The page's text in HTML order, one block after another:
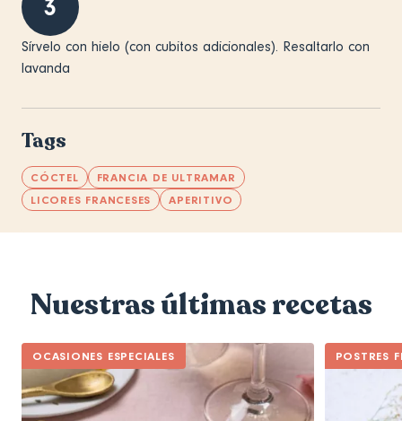
3
Sírvelo con hielo (con cubitos adicionales). Resaltarlo con
lavanda
Tags
CÓCTEL
FRANCIA DE ULTRAMAR
LICORES FRANCESES
APERITIVO
Nuestras últimas recetas
OCASIONES ESPECIALES POSTRES